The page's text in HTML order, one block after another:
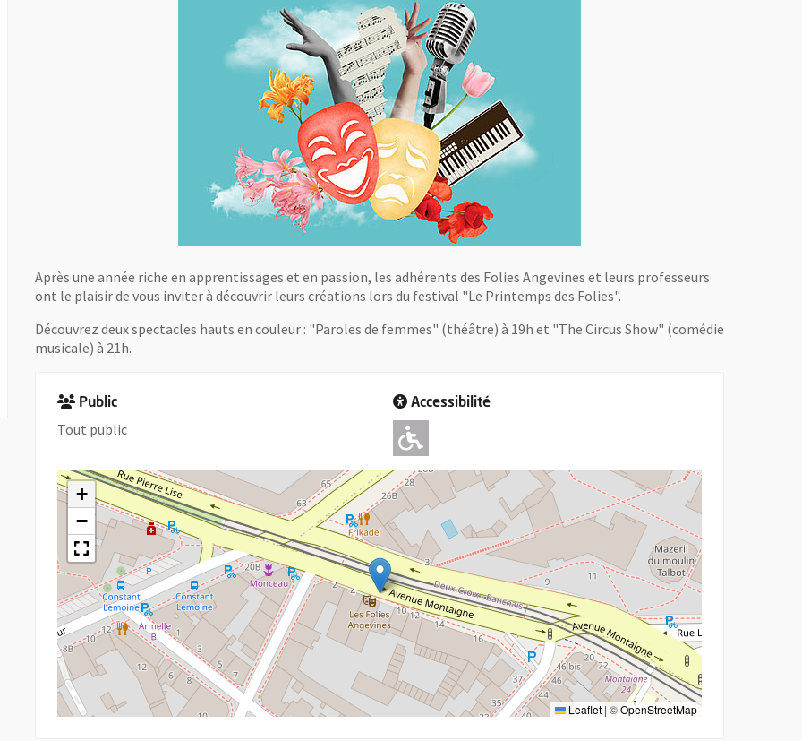
Après une année riche en apprentissages et en passion, les adhérents des Folies Angevines et leurs professeurs
ont le plaisir de vous inviter à découvrir leurs créations lors du festival "Le Printemps des Folies".
Découvrez deux spectacles hauts en couleur : "Paroles de femmes" (théâtre) à 19h et "The Circus Show" (comédie
musicale) à 21h.
Public
Tout public
Accessibilité
Adapté pour l'handicap Moteur
+
−
Leaflet | ©OpenStreetMap